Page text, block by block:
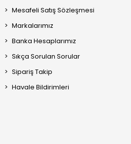
Mesafeli Satış Sözleşmesi
Markalarımız
Banka Hesaplarımız
Sıkça Sorulan Sorular
Sipariş Takip
Havale Bildirimleri